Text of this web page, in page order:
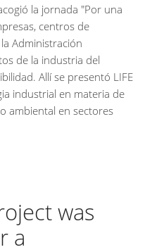
la jornada "Por una
centros de
Administración
de la industria del
Allí se presentó LIFE
industrial en materia de
ambiental en sectores
was
a